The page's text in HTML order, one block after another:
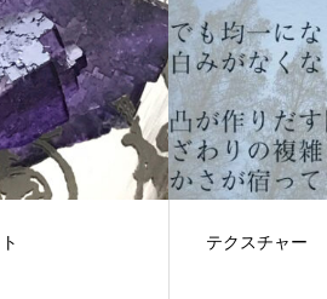
テクスチャー